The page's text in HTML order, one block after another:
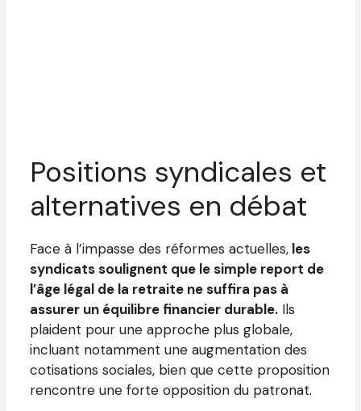
Positions syndicales et
alternatives en débat
Face à l’impasse des réformes actuelles, les
syndicats soulignent que le simple report de
l’âge légal de la retraite ne suffira pas à
assurer un équilibre financier durable. Ils
plaident pour une approche plus globale,
incluant notamment une augmentation des
cotisations sociales, bien que cette proposition
rencontre une forte opposition du patronat.